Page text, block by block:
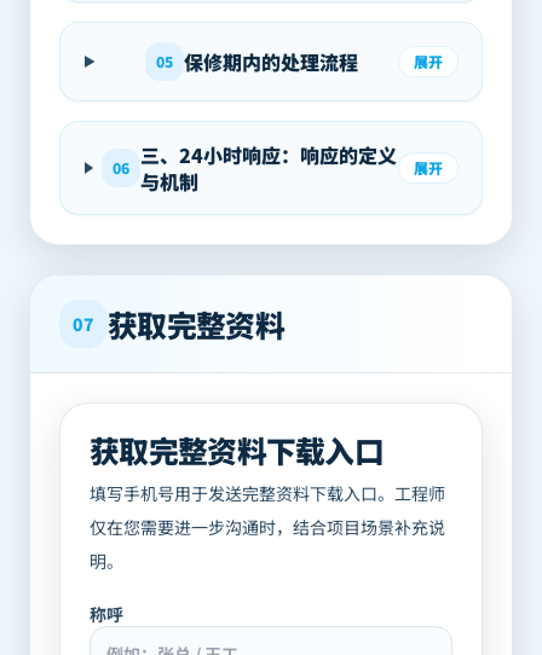
05 保修期内的处理流程 展开
06 三、24小时响应：响应的定义
与机制
展开
07 获取完整资料
获取完整资料下载入口
填写手机号用于发送完整资料下载入口。工程师
仅在您需要进一步沟通时，结合项目场景补充说
明。
称呼